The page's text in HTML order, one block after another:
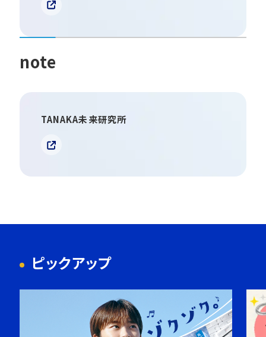
note
TANAKA未来研究所
ピックアップ